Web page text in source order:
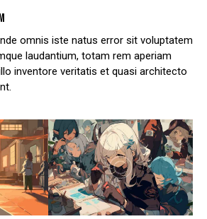
omnis iste natus error sit voluptatem
laudantium, totam rem aperiam
inventore veritatis et quasi architecto